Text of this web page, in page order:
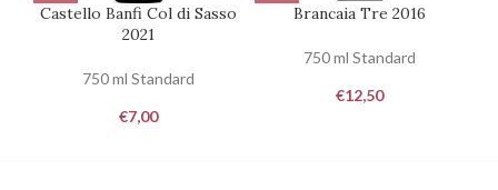
Castello Banfi Col di Sasso
2021
750 ml Standard
€7,00
Brancaia Tre 2016
750 ml Standard
€12,50